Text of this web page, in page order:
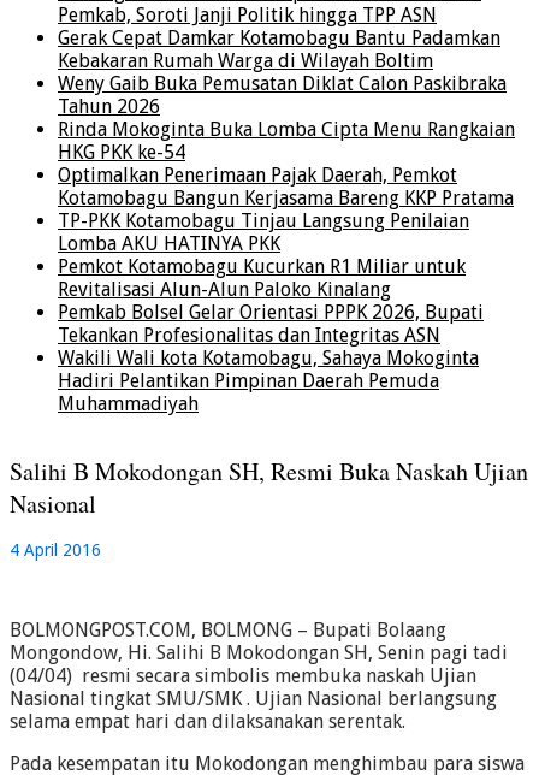
Pemkab, Soroti Janji Politik hingga TPP ASN
Gerak Cepat Damkar Kotamobagu Bantu Padamkan
Kebakaran Rumah Warga di Wilayah Boltim
Weny Gaib Buka Pemusatan Diklat Calon Paskibraka
Tahun 2026
Rinda Mokoginta Buka Lomba Cipta Menu Rangkaian
HKG PKK ke-54
Optimalkan Penerimaan Pajak Daerah, Pemkot
Kotamobagu Bangun Kerjasama Bareng KKP Pratama
TP-PKK Kotamobagu Tinjau Langsung Penilaian
Lomba AKU HATINYA PKK
Pemkot Kotamobagu Kucurkan R1 Miliar untuk
Revitalisasi Alun-Alun Paloko Kinalang
Pemkab Bolsel Gelar Orientasi PPPK 2026, Bupati
Tekankan Profesionalitas dan Integritas ASN
Wakili Wali kota Kotamobagu, Sahaya Mokoginta
Hadiri Pelantikan Pimpinan Daerah Pemuda
Muhammadiyah
Salihi B Mokodongan SH, Resmi Buka Naskah Ujian
Nasional
4 April 2016
BOLMONGPOST.COM, BOLMONG – Bupati Bolaang
Mongondow, Hi. Salihi B Mokodongan SH, Senin pagi tadi
(04/04) resmi secara simbolis membuka naskah Ujian
Nasional tingkat SMU/SMK . Ujian Nasional berlangsung
selama empat hari dan dilaksanakan serentak.
Pada kesempatan itu Mokodongan menghimbau para siswa